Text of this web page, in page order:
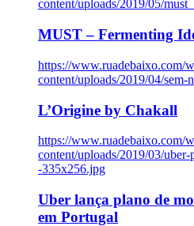
content/uploads/2019/05/
MUST – Fermenting
https://www.ruadebaixo.com/
content/uploads/2019/04/sem-
L’Origine by Chakall
https://www.ruadebaixo.com/
content/uploads/2019/03/
-335x256.jpg
Uber lança plano de
em Portugal